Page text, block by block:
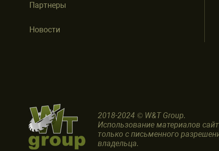
Партнеры
Новости
2018-2024 © W&T Group.
Использование материалов
только с письменного
владельца.